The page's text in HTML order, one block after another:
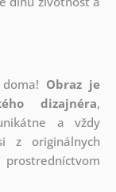
Obraz je
dizajnéra,
a vždy
z originálnych